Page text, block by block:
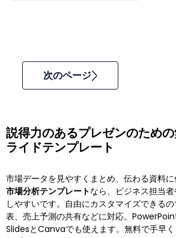
次のページ
説得力のあるプレゼンのため
ライドテンプレート
市場データを見やすくまとめ、伝わる資料
市場分析テンプレートなら、ビジネス担当
しやすいです。自由にカスタマイズできる
表、売上予測の共有などに対応。
SlidesとCanvaでも使えます。無料で手早